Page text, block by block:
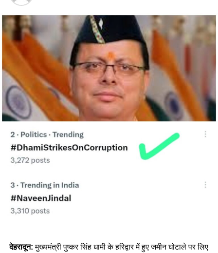
देहरादून: मुख्यमंत्री पुष्कर सिंह धामी के हरिद्वार में हुए जमीन घोटाले पर लिए